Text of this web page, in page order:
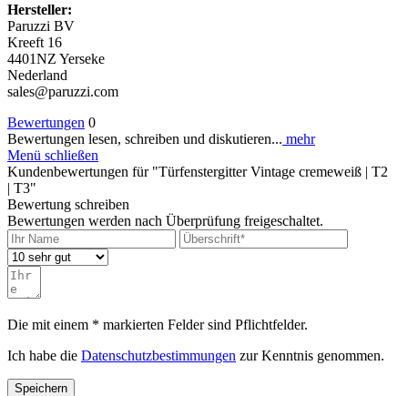
Hersteller:
Paruzzi BV
Kreeft 16
4401NZ Yerseke
Nederland
sales@paruzzi.com
Bewertungen 0
Bewertungen lesen, schreiben und diskutieren... mehr
Menü schließen
Kundenbewertungen für "Türfenstergitter Vintage cremeweiß | T2
| T3"
Bewertung schreiben
Bewertungen werden nach Überprüfung freigeschaltet.
Die mit einem * markierten Felder sind Pflichtfelder.
Ich habe die Datenschutzbestimmungen zur Kenntnis genommen.
Speichern